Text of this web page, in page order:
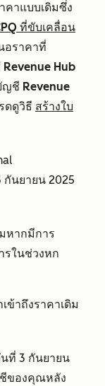
คาแบบเดิมซึ่ง
ที่ขับเคลื่อน
อราคาที่
Revenue Hub
ญชี Revenue
ดดูวิธี สร้างใบ
กันยายน 2025
หากมีการ
รในช่วงหก
ข้าถึงราคาเดิม
ที่ 3 กันยายน
ของคุณหลัง